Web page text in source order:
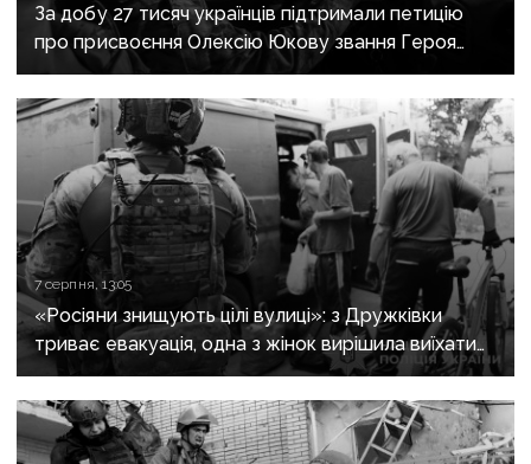
За добу 27 тисяч українців підтримали петицію
про присвоєння Олексію Юкову звання Героя
України посмертно
7 серпня, 13:05
«Росіяни знищують цілі вулиці»: з Дружківки
триває евакуація, одна з жінок вирішила виїхати
після загибелі чоловіка